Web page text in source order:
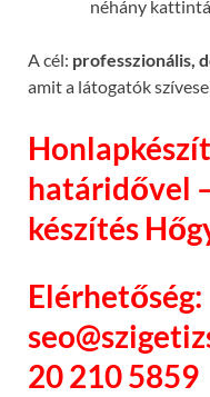
néhány
A cél: professzionális,
amit a látogatók
határidővel
készítés
Elérhetőség:
20 210 5859